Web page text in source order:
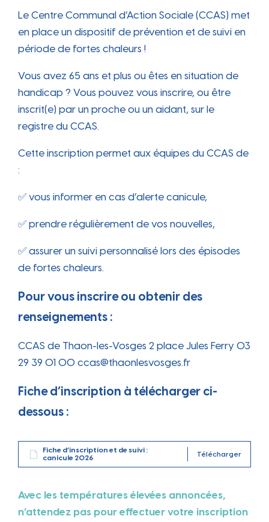
Le Centre Communal d’Action Sociale (CCAS) met
en place un dispositif de prévention et de suivi en
période de fortes chaleurs !
Vous avez 65 ans et plus ou êtes en situation de
handicap ? Vous pouvez vous inscrire, ou être
inscrit(e) par un proche ou un aidant, sur le
registre du CCAS.
Cette inscription permet aux équipes du CCAS de
:
✅ vous informer en cas d’alerte canicule,
✅ prendre régulièrement de vos nouvelles,
✅ assurer un suivi personnalisé lors des épisodes
de fortes chaleurs.
Pour vous inscrire ou obtenir des
renseignements :
CCAS de Thaon-les-Vosges 2 place Jules Ferry 03
29 39 01 00 ccas@thaonlesvosges.fr
Fiche d’inscription à télécharger ci-
dessous :
Fiche d’inscription et de suivi :
canicule 2026
Télécharger
Avec les températures élevées annoncées,
n’attendez pas pour effectuer votre inscription